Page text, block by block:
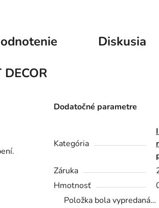
Diskusia
DECOR
Dodatočné parametre
Kategória
Záruka
Hmotnosť
Položka bola vypredaná…